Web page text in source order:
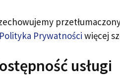
Polityka Prywatności więcej
usługi